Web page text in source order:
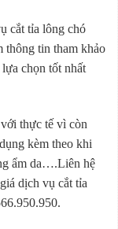
cắt tỉa lông chó
thông tin tham khảo
chọn tốt nhất
thực tế vì còn
kèm theo khi
ẩm da….Liên hệ
dịch vụ cắt tỉa